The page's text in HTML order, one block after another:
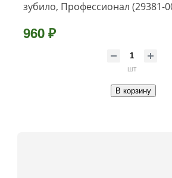
зубило, Профессионал (29381-
960 ₽
шт
В корзину